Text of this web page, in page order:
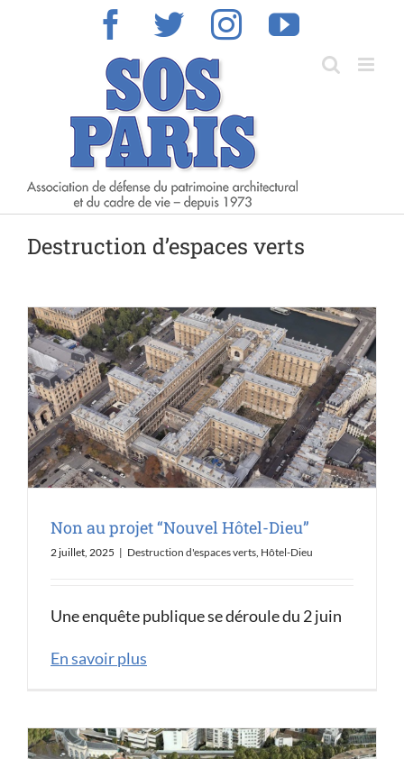
Facebook
TwitterInstagram
Destruction d’espaces verts
Non au projet “Nouvel Hôtel-Dieu”
2 juillet, 2025 | Destruction d'espaces verts, Hôtel-Dieu
Une enquête publique se déroule du 2 juin
En savoir plus